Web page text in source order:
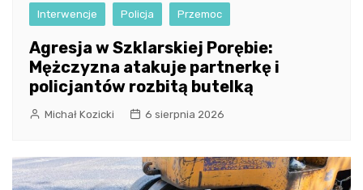
Interwencje Policja Przemoc
Agresja w Szklarskiej Porębie:
Mężczyzna atakuje partnerkę i
policjantów rozbitą butelką
Michał Kozicki 6 sierpnia 2026